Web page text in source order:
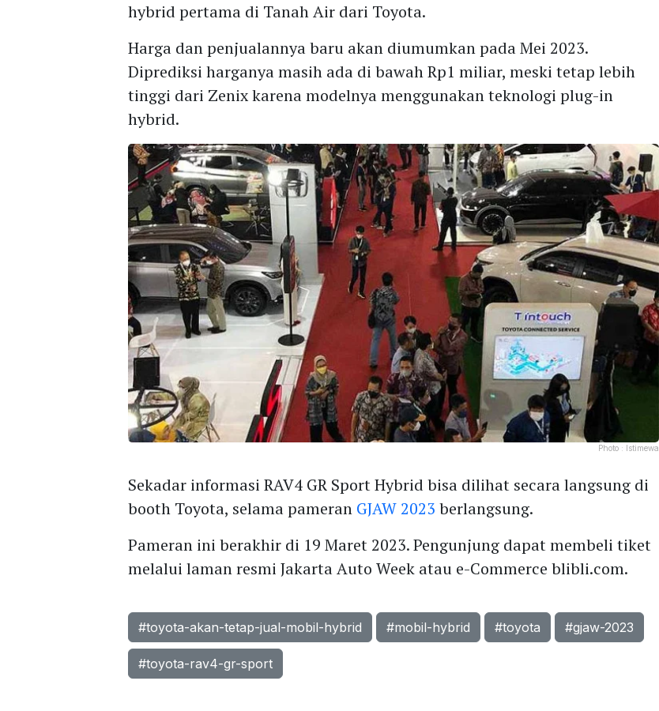
hybrid pertama di Tanah Air dari Toyota.
Harga dan penjualannya baru akan diumumkan pada Mei 2023.
Diprediksi harganya masih ada di bawah Rp1 miliar, meski tetap lebih
tinggi dari Zenix karena modelnya menggunakan teknologi plug-in
hybrid.
Photo : Istimewa
Sekadar informasi RAV4 GR Sport Hybrid bisa dilihat secara langsung di
booth Toyota, selama pameran GJAW 2023 berlangsung.
Pameran ini berakhir di 19 Maret 2023. Pengunjung dapat membeli tiket
melalui laman resmi Jakarta Auto Week atau e-Commerce blibli.com.
#toyota-akan-tetap-jual-mobil-hybrid #mobil-hybrid #toyota #gjaw-2023
#toyota-rav4-gr-sport